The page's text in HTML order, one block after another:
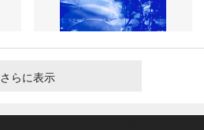
さらに表示